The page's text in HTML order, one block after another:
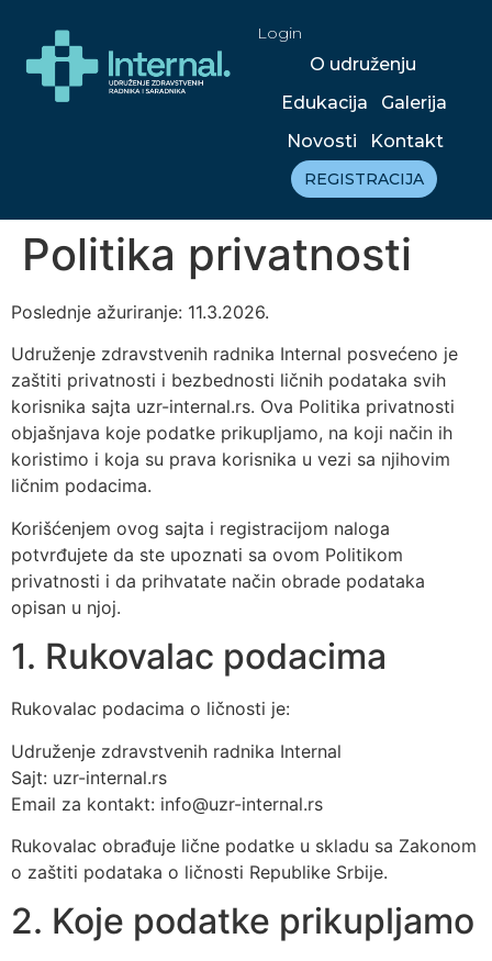
Login
O udruženju
Edukacija
Galerija
Novosti
Kontakt
REGISTRACIJA
Politika privatnosti
Poslednje ažuriranje: 11.3.2026.
Udruženje zdravstvenih radnika Internal posvećeno je
zaštiti privatnosti i bezbednosti ličnih podataka svih
korisnika sajta uzr-internal.rs. Ova Politika privatnosti
objašnjava koje podatke prikupljamo, na koji način ih
koristimo i koja su prava korisnika u vezi sa njihovim
ličnim podacima.
Korišćenjem ovog sajta i registracijom naloga
potvrđujete da ste upoznati sa ovom Politikom
privatnosti i da prihvatate način obrade podataka
opisan u njoj.
1. Rukovalac podacima
Rukovalac podacima o ličnosti je:
Udruženje zdravstvenih radnika Internal
Sajt: uzr-internal.rs
Email za kontakt: info@uzr-internal.rs
Rukovalac obrađuje lične podatke u skladu sa Zakonom
o zaštiti podataka o ličnosti Republike Srbije.
2. Koje podatke prikupljamo